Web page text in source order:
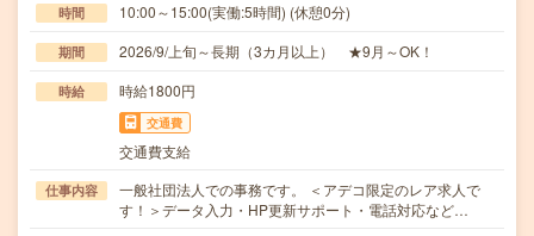
時間 10:00～15:00(実働:5時間) (休憩0分)
期間 2026/9/上旬～長期（3カ月以上） ★9月～OK！
時給 時給1800円
交通費
交通費支給
仕事内容
一般社団法人での事務です。 ＜アデコ限定のレア求人で
す！＞データ入力・HP更新サポート・電話対応など…